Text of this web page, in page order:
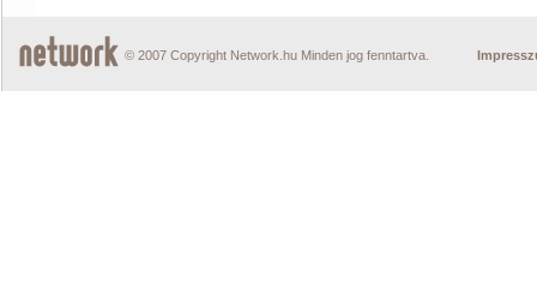
© 2007 Copyright Network.hu Minden jog fenntartva.